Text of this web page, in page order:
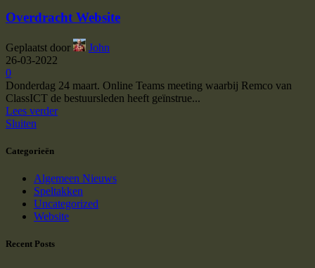
Overdracht Website
Geplaatst door
John
26-03-2022
0
Donderdag 24 maart. Online Teams meeting waarbij Remco van
ClassICT de bestuursleden heeft geïnstrue...
Lees verder
Sluiten
Categorieën
Algemeen Nieuws
Speltakken
Uncategorized
Website
Recent Posts